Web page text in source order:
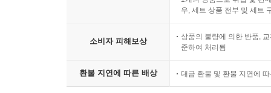
우, 세트 상품 전부 및 세트
소비자 피해보상
상품의 불량에 의한 반품,
준하여 처리됨
환불 지연에 따른 배상 대금 환불 및 환불 지연에